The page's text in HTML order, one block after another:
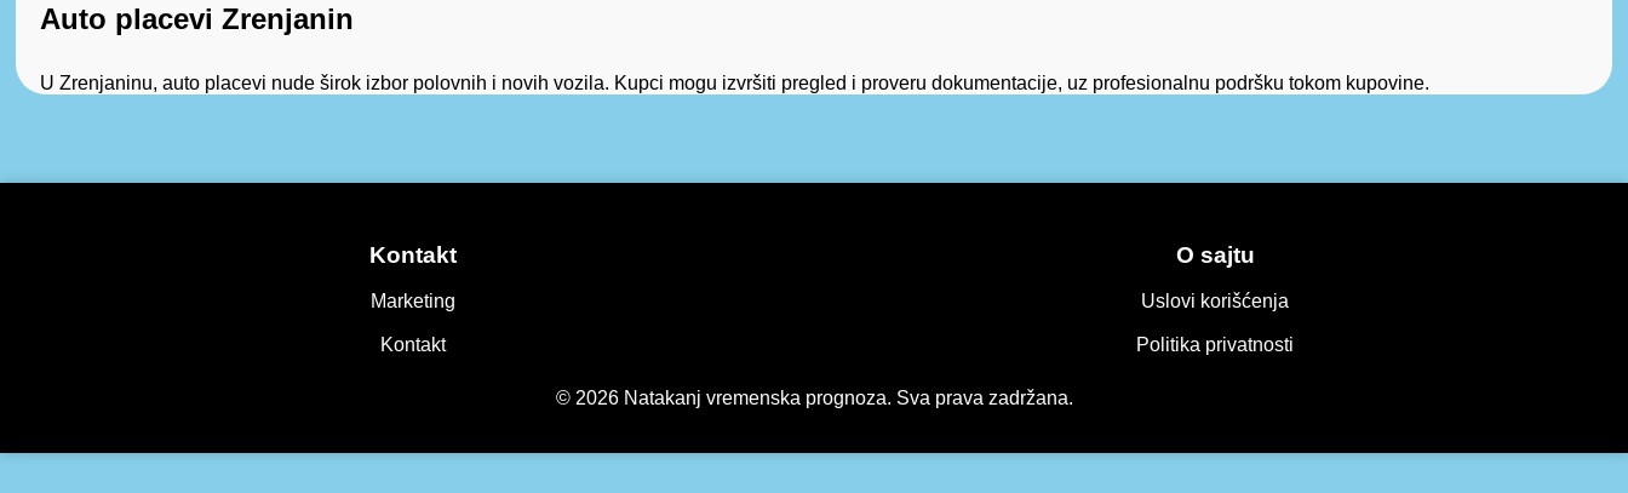
Auto placevi Zrenjanin
U Zrenjaninu, auto placevi nude širok izbor polovnih i novih vozila. Kupci mogu izvršiti pregled i proveru dokumentacije, uz profesionalnu podršku tokom kupovine.
Kontakt
Marketing
Kontakt
O sajtu
Uslovi korišćenja
Politika privatnosti
© 2026 Natakanj vremenska prognoza. Sva prava zadržana.